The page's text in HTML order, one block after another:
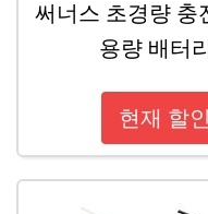
써너스 초경량 충
용량 배터
현재 할